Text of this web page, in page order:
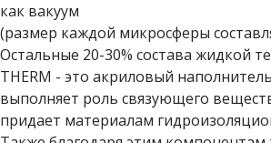
как вакуум
(размер каждой микросферы
Остальные 20-30% состава жидкой
THERM - это акриловый
выполняет роль связующего
придает материалам